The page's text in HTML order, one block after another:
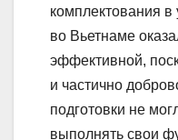
комплектования
во Вьетнаме
эффективной,
и частично
подготовки не
выполнять свои